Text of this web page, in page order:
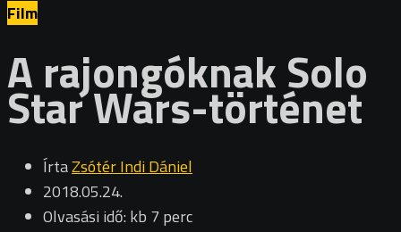
Film
A rajongóknak Solo
Star Wars-történet
ÍrtaZsótér Indi Dániel
2018.05.24.
Olvasási idő: kb 7 perc